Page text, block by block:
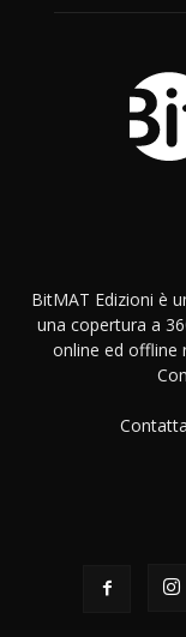
BitMAT Edizioni è
una copertura a
online ed offline